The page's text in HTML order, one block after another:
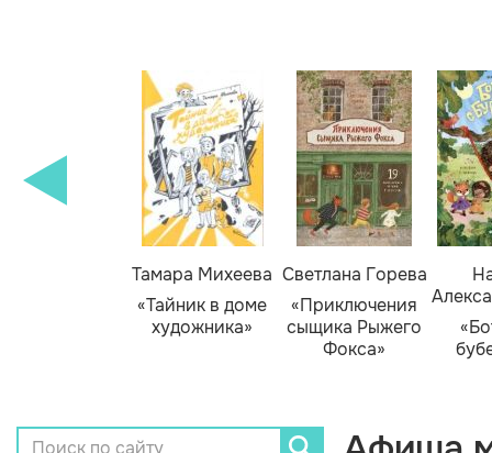
Тамара Михеева
«Тайник в доме
художника»
Светлана Горева
«Приключения
сыщика Рыжего
Фокса»